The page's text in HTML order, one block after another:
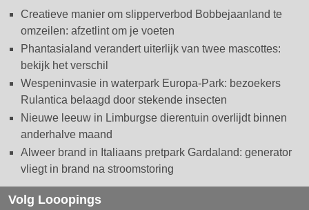
Creatieve manier om slipperverbod Bobbejaanland te
omzeilen: afzetlint om je voeten
Phantasialand verandert uiterlijk van twee mascottes:
bekijk het verschil
Wespeninvasie in waterpark Europa-Park: bezoekers
Rulantica belaagd door stekende insecten
Nieuwe leeuw in Limburgse dierentuin overlijdt binnen
anderhalve maand
Alweer brand in Italiaans pretpark Gardaland: generator
vliegt in brand na stroomstoring
Volg Looopings